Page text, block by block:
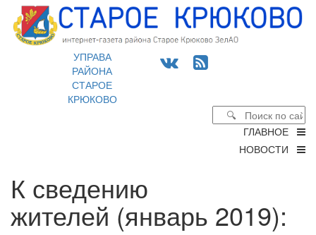
УПРАВА
РАЙОНА
СТАРОЕ
КРЮКОВО
ГЛАВНОЕ
НОВОСТИ
К сведению
жителей (январь 2019):